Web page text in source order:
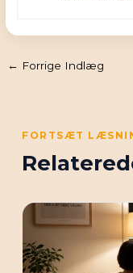
← Forrige Indlæg
FORTSÆT